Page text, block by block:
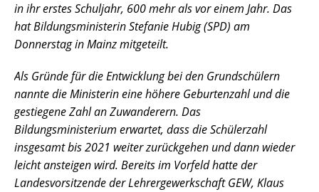
in ihr erstes Schuljahr, 600 mehr als vor einem Jahr. Das
hat Bildungsministerin Stefanie Hubig (SPD) am
Donnerstag in Mainz mitgeteilt.
Als Gründe für die Entwicklung bei den Grundschülern
nannte die Ministerin eine höhere Geburtenzahl und die
gestiegene Zahl an Zuwanderern. Das
Bildungsministerium erwartet, dass die Schülerzahl
insgesamt bis 2021 weiter zurückgehen und dann wieder
leicht ansteigen wird. Bereits im Vorfeld hatte der
Landesvorsitzende der Lehrergewerkschaft GEW, Klaus